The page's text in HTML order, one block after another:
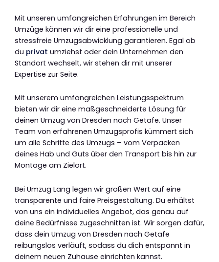
Mit unseren umfangreichen Erfahrungen im Bereich
Umzüge können wir dir eine professionelle und
stressfreie Umzugsabwicklung garantieren. Egal ob
du privat umziehst oder dein Unternehmen den
Standort wechselt, wir stehen dir mit unserer
Expertise zur Seite.
Mit unserem umfangreichen Leistungsspektrum
bieten wir dir eine maßgeschneiderte Lösung für
deinen Umzug von Dresden nach Getafe. Unser
Team von erfahrenen Umzugsprofis kümmert sich
um alle Schritte des Umzugs – vom Verpacken
deines Hab und Guts über den Transport bis hin zur
Montage am Zielort.
Bei Umzug Lang legen wir großen Wert auf eine
transparente und faire Preisgestaltung. Du erhältst
von uns ein individuelles Angebot, das genau auf
deine Bedürfnisse zugeschnitten ist. Wir sorgen dafür,
dass dein Umzug von Dresden nach Getafe
reibungslos verläuft, sodass du dich entspannt in
deinem neuen Zuhause einrichten kannst.